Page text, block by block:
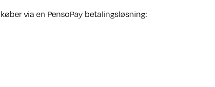
via en PensoPay betalingsløsning: